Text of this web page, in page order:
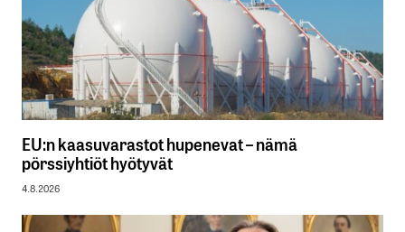
EU:n kaasuvarastot hupenevat – nämä
pörssiyhtiöt hyötyvät
4.8.2026